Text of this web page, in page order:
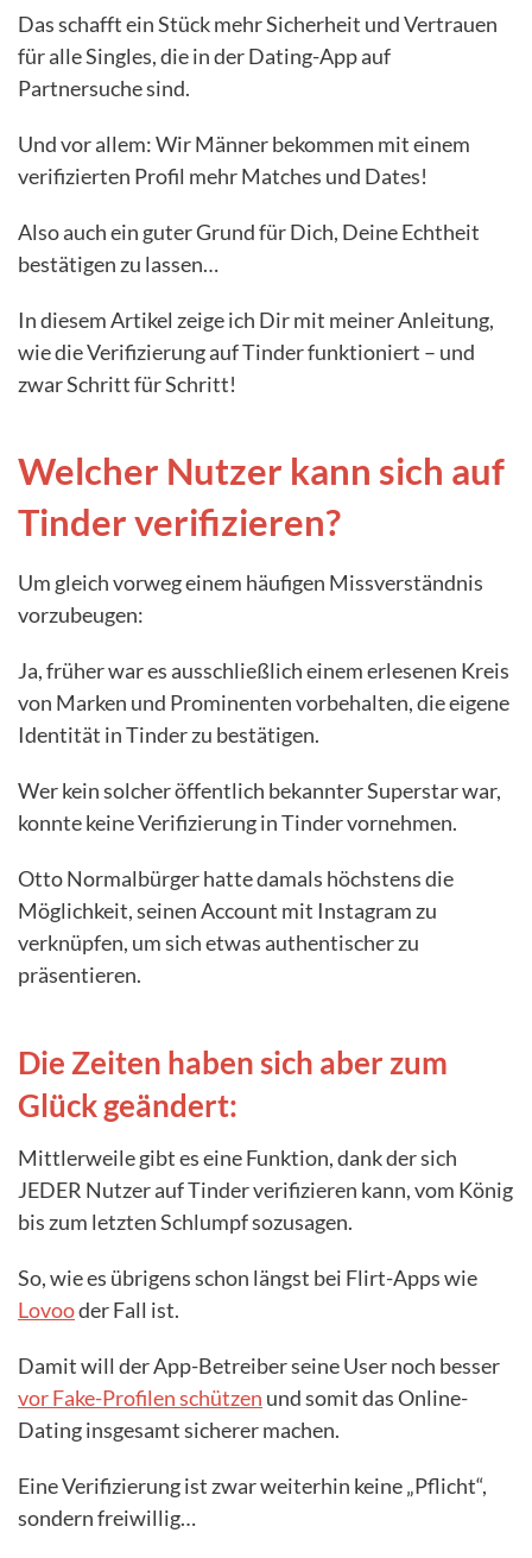
Das schafft ein Stück mehr Sicherheit und Vertrauen
für alle Singles, die in der Dating-App auf
Partnersuche sind.
Und vor allem: Wir Männer bekommen mit einem
verifizierten Profil mehr Matches und Dates!
Also auch ein guter Grund für Dich, Deine Echtheit
bestätigen zu lassen…
In diesem Artikel zeige ich Dir mit meiner Anleitung,
wie die Verifizierung auf Tinder funktioniert – und
zwar Schritt für Schritt!
Welcher Nutzer kann sich auf
Tinder verifizieren?
Um gleich vorweg einem häufigen Missverständnis
vorzubeugen:
Ja, früher war es ausschließlich einem erlesenen Kreis
von Marken und Prominenten vorbehalten, die eigene
Identität in Tinder zu bestätigen.
Wer kein solcher öffentlich bekannter Superstar war,
konnte keine Verifizierung in Tinder vornehmen.
Otto Normalbürger hatte damals höchstens die
Möglichkeit, seinen Account mit Instagram zu
verknüpfen, um sich etwas authentischer zu
präsentieren.
Die Zeiten haben sich aber zum
Glück geändert:
Mittlerweile gibt es eine Funktion, dank der sich
JEDER Nutzer auf Tinder verifizieren kann, vom König
bis zum letzten Schlumpf sozusagen.
So, wie es übrigens schon längst bei Flirt-Apps wie
Lovooder Fall ist.
Damit will der App-Betreiber seine User noch besser
vor Fake-Profilen schützen und somit das Online-
Dating insgesamt sicherer machen.
Eine Verifizierung ist zwar weiterhin keine „Pflicht“,
sondern freiwillig…